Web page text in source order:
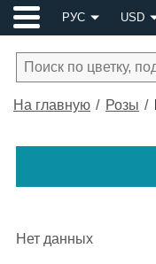
РУС USD
На главную Розы
Нет данных